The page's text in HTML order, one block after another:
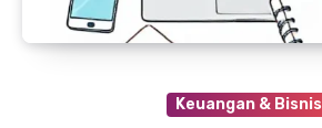
Keuangan & Bisnis